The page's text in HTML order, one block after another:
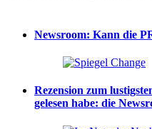
Newsroom: Kann die
Rezension zum
gelesen habe: die